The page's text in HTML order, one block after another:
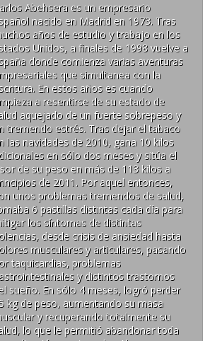
Abehsera es un empresario
nacido en Madrid en 1973. Tras
años de estudio y trabajo en los
Unidos, a finales de 1998 vuelve a
donde comienza varias aventuras
que simultanea con la
En estos años es cuando
a resentirse de su estado de
aquejado de un fuerte sobrepeso y
tremendo estrés. Tras dejar el tabaco
las navidades de 2010, gana 10 kilos
en sólo dos meses y sitúa el
de su peso en más de 113 kilos a
de 2011. Por aquel entonces,
unos problemas tremendos de salud,
6 pastillas distintas cada día para
los síntomas de distintas
desde crisis de ansiedad hasta
musculares y articulares, pasando
taquicardias, problemas
y distintos trastornos
sueño. En sólo 4 meses, logró perder
kg de peso, aumentando su masa
y recuperando totalmente su
lo que le permitió abandonar toda